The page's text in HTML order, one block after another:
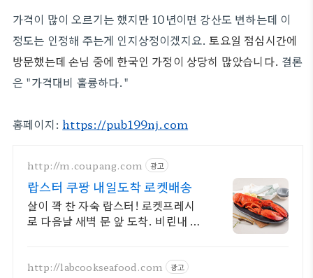
가격이 많이 오르기는 했지만 10년이면 강산도 변하는데 이
정도는 인정해 주는게 인지상정이겠지요.토요일 점심시간에
방문했는데 손님 중에 한국인 가정이 상당히 많았습니다. 결론
은 "가격대비 훌륭하다."
홈페이지: https://pub199nj.com
http://m.coupang.com 광고
랍스터 쿠팡 내일도착 로켓배송
살이 꽉 찬 자숙 랍스터! 로켓프레시
로 다음날 새벽 문 앞 도착. 비린내 없
http://labcookseafood.com 광고